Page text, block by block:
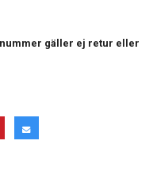
gäller ej retur eller